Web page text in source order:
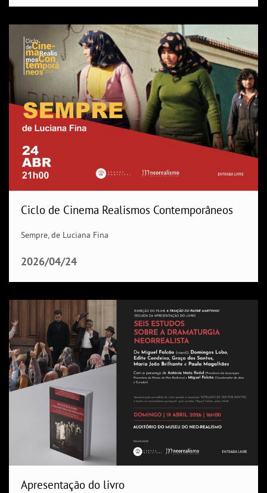
Ciclo de Cinema Realismos Contemporâneos
Sempre, de Luciana Fina
2026/04/24
Apresentação do livro